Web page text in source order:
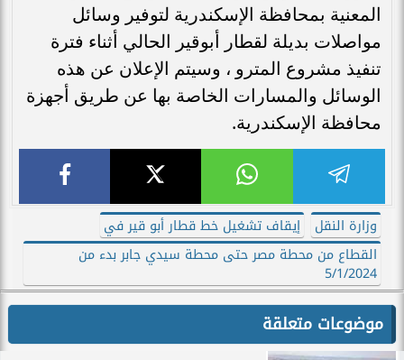
المعنية بمحافظة الإسكندرية لتوفير وسائل
مواصلات بديلة لقطار أبوقير الحالي أثناء فترة
تنفيذ مشروع المترو ، وسيتم الإعلان عن هذه
الوسائل والمسارات الخاصة بها عن طريق أجهزة
محافظة الإسكندرية.
وزارة النقل
إيقاف تشغيل خط قطار أبو قير في
القطاع من محطة مصر حتى محطة سيدي جابر بدء من
5/1/2024
موضوعات متعلقة